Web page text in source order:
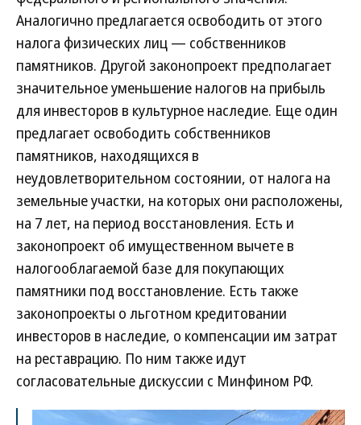
Аналогично предлагается освободить от этого
налога физических лиц — собственников
памятников. Другой законопроект предполагает
значительное уменьшение налогов на прибыль
для инвесторов в культурное наследие. Еще один
предлагает освободить собственников
памятников, находящихся в
неудовлетворительном состоянии, от налога на
земельные участки, на которых они расположены,
на 7 лет, на период восстановления. Есть и
законопроект об имущественном вычете в
налогооблагаемой базе для покупающих
памятники под восстановление. Есть также
законопроекты о льготном кредитовании
инвесторов в наследие, о компенсации им затрат
на реставрацию. По ним также идут
согласовательные дискуссии с Минфином РФ.